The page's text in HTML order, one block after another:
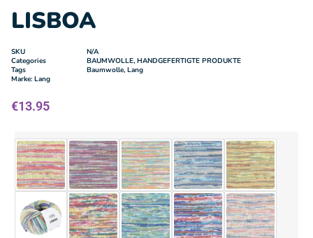
LISBOA
SKU
N/A
Categories
BAUMWOLLE, HANDGEFERTIGTE PRODUKTE
Tags
Baumwolle, Lang
Marke: Lang
€13.95